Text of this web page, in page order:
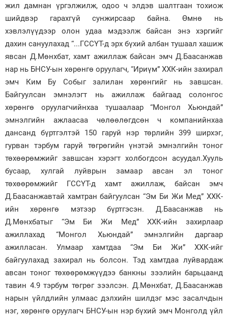
жил дамнан үргэлжилж, одоо ч элдэв шалтгаан тохиож
шийдвэр гарахгүй сунжирсаар байна. Өмнө нь
хэвлэлүүдээр олон удаа мэдээлж байсан энэ хэргийг
дахин сануулахад “...ГССҮТ-д эрх бүхий албан тушаал хашиж
явсан Д.Мөнхбат, хамт ажиллаж байсан эмч Д.Баасанжав
нар нь БНСУ-ын хөрөнгө оруулагч, “Ириүм” ХХК-ийн захирал
эмч Ким Бу Собыг залилан хөрөнгийг нь завшсан.
Байгуулсан эмнэлэгт нь ажиллаж байгаад солонгос
хөрөнгө оруулагчийнхаа тушаалаар “Монгол Хьюндай”
эмнэлгийн ажлаасаа чөлөөлөгдсөн ч компанийнхаа
дансанд бүртгэлтэй 150 гаруй нэр төрлийн 399 ширхэг,
гурван тэрбум гаруй төгрөгийн үнэтэй эмнэлгийн тоног
төхөөрөмжийг завшсан хэрэгт холбогдсон асуудал.Хууль
бусаар, хулгай луйврын замаар авсан эл тоног
төхөөрөмжийг ГССҮТ-д хамт ажиллаж, байсан эмч
Д.Баасанжавтай хамтран байгуулсан “Эм Би Жи Мед” ХХК-
ийн хөрөнгө мэтээр бүртгэсэн. Д.Баасанжав нь
Д.Мөнхбатыг “Эм Би Жи Мед” ХХК-ийн захирлаар
ажиллахад “Монгол Хьюндай” эмнэлгийн даргаар
ажилласан. Улмаар хамтдаа “Эм Би Жи” ХХК-ийг
байгуулахад захирал нь болсон. Тэд хамтдаа луйвардаж
авсан тоног төхөөрөмжүүдээ банкны зээлийн барьцаанд
тавин 4.9 тэрбум төгрөг зээлсэн. Д.Мөнхбат, Д.Баасанжав
нарын үйлдлийн улмаас дэлхийн шилдэг мэс засалчдын
нэг, хөрөнгө оруулагч БНСУ-ын нэр бүхий эмч Монголд үйл